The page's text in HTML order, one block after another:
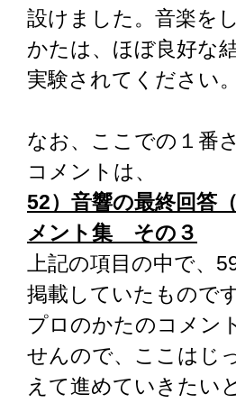
設けました。音楽を
かたは、ほぼ良好な
実験されてください。
なお、ここでの１番
コメントは、
52）音響の最終回答
メント集 その３
上記の項目の中で、
掲載していたものです
プロのかたのコメン
せんので、ここはじ
えて進めていきたい